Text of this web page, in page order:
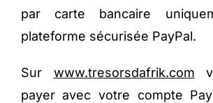
par carte bancaire
plateforme sécurisée PayPal.
Sur www.tresorsdafrik.com
payer avec votre compte